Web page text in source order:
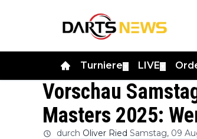
Turniere LIVE
Vorschau
Masters 2025:
durch Oliver Ried Samstag, 09